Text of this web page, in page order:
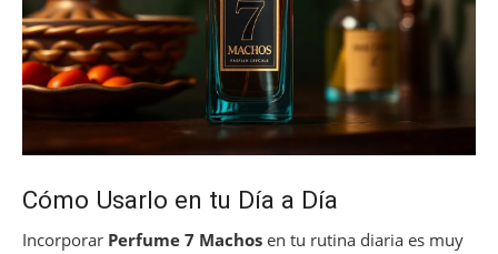
Cómo Usarlo en tu Día a Día
Incorporar Perfume 7 Machos en tu rutina diaria es muy